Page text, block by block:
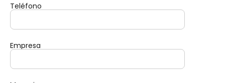
Teléfono
Empresa